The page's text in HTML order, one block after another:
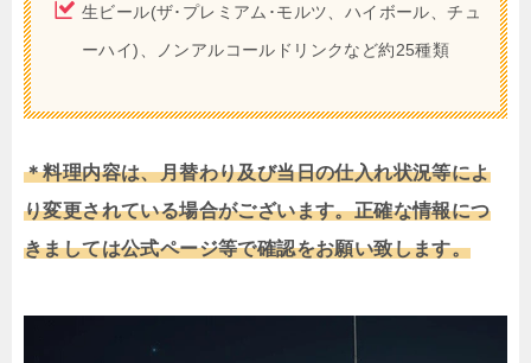
生ビール(ザ･プレミアム･モルツ、ハイボール、チュ
ーハイ)、ノンアルコールドリンクなど約25種類
＊料理内容は、月替わり及び当日の仕入れ状況等によ
り変更されている場合がございます。正確な情報につ
きましては公式ページ等で確認をお願い致します。